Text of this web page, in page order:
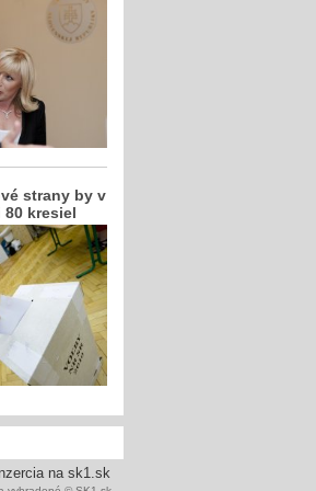
strany by v
80 kresiel
na sk1.sk